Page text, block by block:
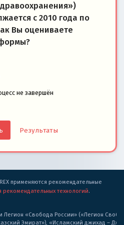
с 2010 года по
Вы оцениваете
не завершён
Результаты
применяются рекомендательные
технологий.
Легион «Свобода России» («Легион
Эмират»), «Исламский джихад –